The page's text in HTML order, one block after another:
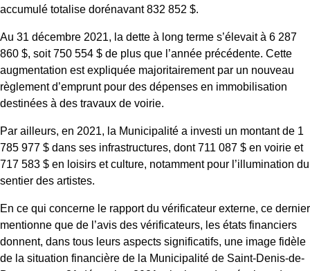
accumulé totalise dorénavant 832 852 $.
Au 31 décembre 2021, la dette à long terme s’élevait à 6 287
860 $, soit 750 554 $ de plus que l’année précédente. Cette
augmentation est expliquée majoritairement par un nouveau
règlement d’emprunt pour des dépenses en immobilisation
destinées à des travaux de voirie.
Par ailleurs, en 2021, la Municipalité a investi un montant de 1
785 977 $ dans ses infrastructures, dont 711 087 $ en voirie et
717 583 $ en loisirs et culture, notamment pour l’illumination du
sentier des artistes.
En ce qui concerne le rapport du vérificateur externe, ce dernier
mentionne que de l’avis des vérificateurs, les états financiers
donnent, dans tous leurs aspects significatifs, une image fidèle
de la situation financière de la Municipalité de Saint-Denis-de-